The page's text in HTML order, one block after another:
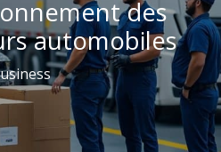
des
automobiles